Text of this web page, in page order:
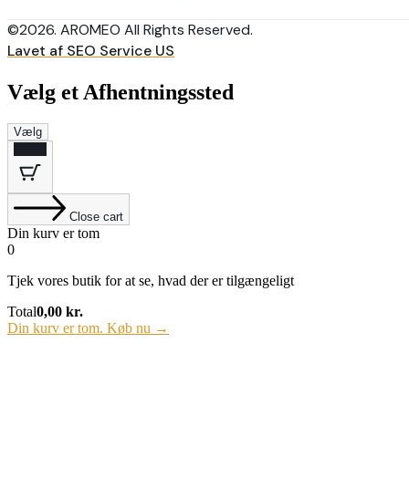
©2026. AROMEO All Rights Reserved.
Lavet af SEO Service US
Vælg et Afhentningssted
Vælg
Close cart
Din kurv er tom
0
Tjek vores butik for at se, hvad der er tilgængeligt
Cart
Total:
Total0,00 kr.
Din kurv er tom. Køb nu →